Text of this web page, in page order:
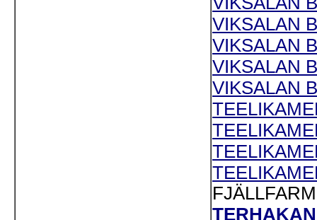
VIKSALAN
VIKSALAN
VIKSALAN
VIKSALAN